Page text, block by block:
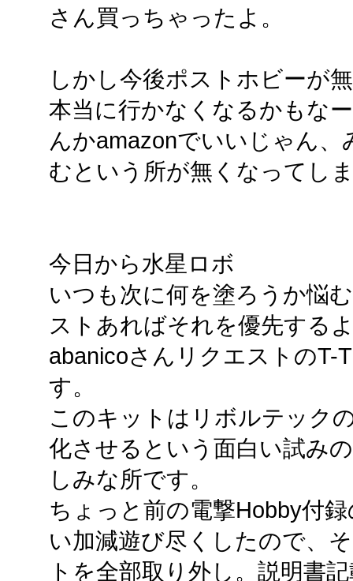
さん買っちゃったよ。
しかし今後ポストホビーが
本当に行かなくなるかもな
んかamazonでいいじゃん
むという所が無くなってし
今日から水星ロボ
いつも次に何を塗ろうか悩
ストあればそれを優先する
abanicoさんリクエストのT-
す。
このキットはリボルテック
化させるという面白い試み
しみな所です。
ちょっと前の電撃Hobby付
い加減遊び尽くしたので、
トを全部取り外し。説明書